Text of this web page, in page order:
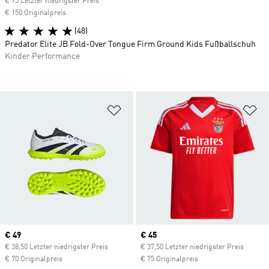
Zur Wunschliste hinzufügen
Current price
€ 49
€ 38,50 Letzter niedrigster Preis
€ 70 Originalpreis
Current price
€ 45
€ 37,50 Letzter niedrigster Preis
€ 75 Originalpreis
€ 150 Originalpreis
(48)
Predator Elite JB Fold-Over Tongue Firm Ground Kids Fußballschuh
Kinder Performance